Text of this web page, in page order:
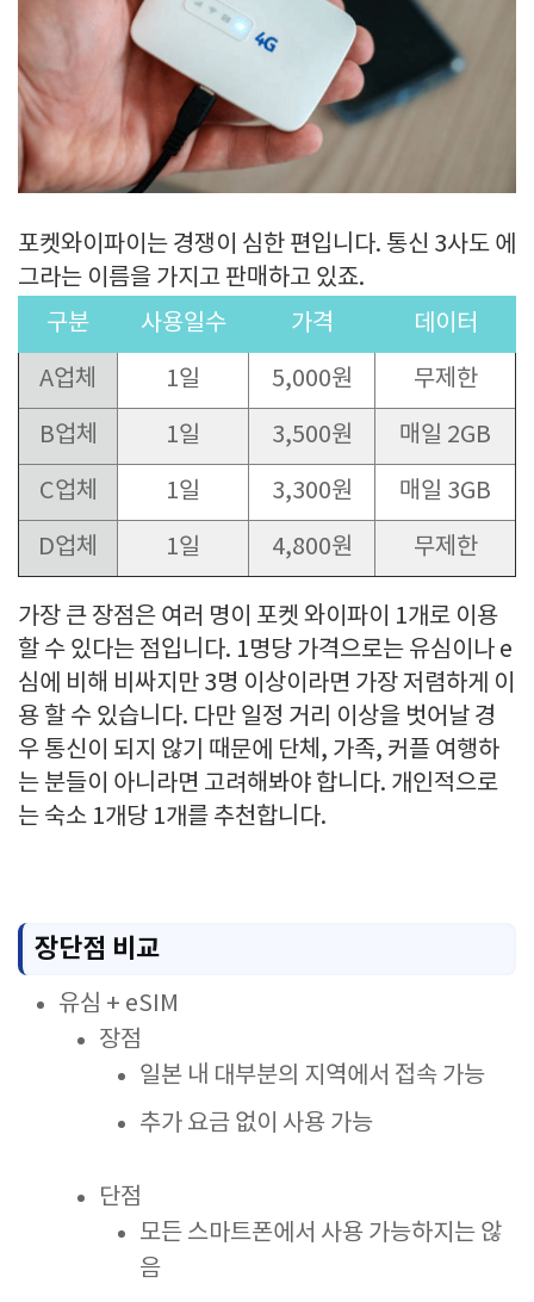
포켓와이파이는 경쟁이 심한 편입니다. 통신 3사도 에
그라는 이름을 가지고 판매하고 있죠.
구분
사용일수 가격 데이터
A업체 1일 5,000원 무제한
B업체 1일 3,500원 매일 2GB
C업체 1일 3,300원 매일 3GB
D업체 1일 4,800원 무제한
가장 큰 장점은 여러 명이 포켓 와이파이 1개로 이용
할 수 있다는 점입니다. 1명당 가격으로는 유심이나 e
심에 비해 비싸지만 3명 이상이라면 가장 저렴하게 이
용 할 수 있습니다. 다만 일정 거리 이상을 벗어날 경
우 통신이 되지 않기 때문에 단체, 가족, 커플 여행하
는 분들이 아니라면 고려해봐야 합니다. 개인적으로
는 숙소 1개당 1개를 추천합니다.
장단점 비교
유심 + eSIM
장점
일본 내 대부분의 지역에서 접속 가능
추가 요금 없이 사용 가능
단점
모든 스마트폰에서 사용 가능하지는 않
음